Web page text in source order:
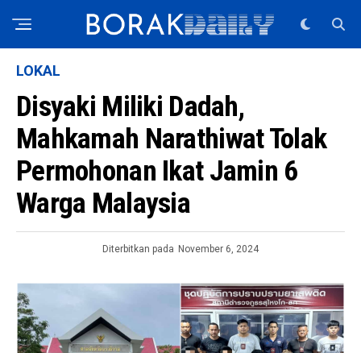
LOKAL
Disyaki Miliki Dadah,
Mahkamah Narathiwat Tolak
Permohonan Ikat Jamin 6
Warga Malaysia
Diterbitkan pada November 6, 2024